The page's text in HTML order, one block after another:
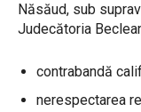
Năsăud, sub
Judecătoria
contrabandă
nerespectarea